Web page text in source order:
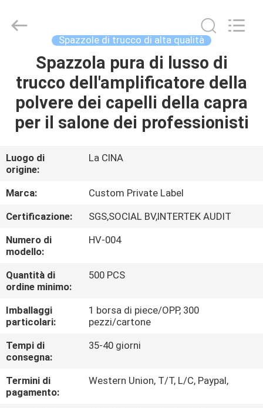
CASA
PRODOTTI
CIRCA
NOI
GIRO
DELLA
FABBRICA
CONTROLLO
DI
QUALITÀ
MAPPA
SITO
Chanmy
Cosmetics
Spazzole di trucco di alta qualità
Spazzola pura di lusso di
trucco dell'amplificatore della
polvere dei capelli della capra
per il salone dei professionisti
Luogo di
origine:
La CINA
Marca:
Custom Private Label
Certificazione:
SGS,SOCIAL BV,INTERTEK AUDIT
Numero di
modello:
HV-004
Quantità di
ordine minimo:
500 PCS
Imballaggi
particolari:
1 borsa di piece/OPP, 300
pezzi/cartone
Tempi di
consegna:
35-40 giorni
Termini di
pagamento:
Western Union, T/T, L/C, Paypal,